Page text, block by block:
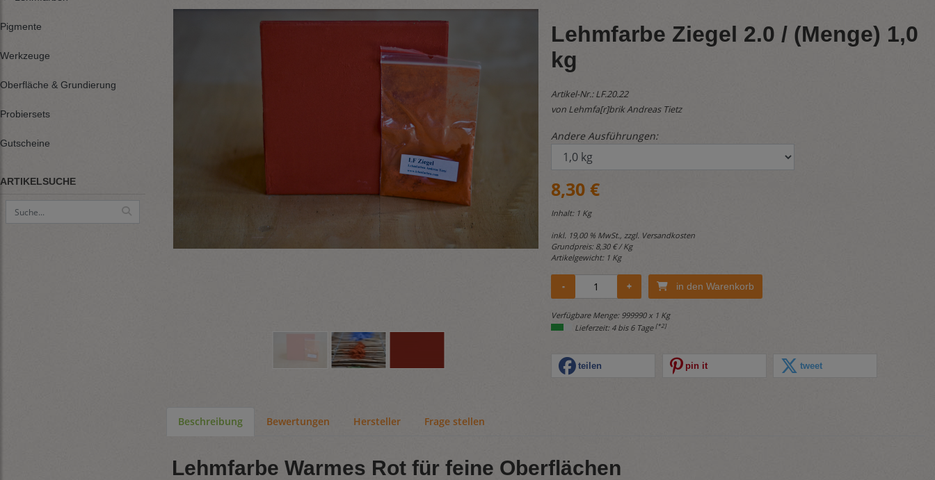
Pigmente
Werkzeuge
Oberfläche & Grundierung
Probiersets
Gutscheine
ARTIKELSUCHE
Lehmfarbe Ziegel 2.0 / (Menge) 1,0
kg
Artikel-Nr.:LF.20.22
von Lehmfa[r]brik Andreas Tietz
Andere Ausführungen:
8,30 €
Inhalt: 1 Kg
inkl. 19,00 % MwSt., zzgl. Versandkosten
Grundpreis: 8,30 € / Kg
Artikelgewicht: 1 Kg
in den Warenkorb
Verfügbare Menge: 999990 x 1 Kg
Lieferzeit: 4 bis 6 Tage [*2]
teilen pin it tweet
Beschreibung Bewertungen Hersteller Frage stellen
Lehmfarbe Warmes Rot für feine Oberflächen